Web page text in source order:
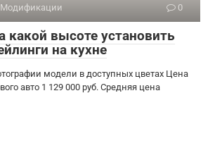
Модификации 0
какой высоте установить
на кухне
модели в доступных цветах Цена
авто 1 129 000 руб. Средняя цена